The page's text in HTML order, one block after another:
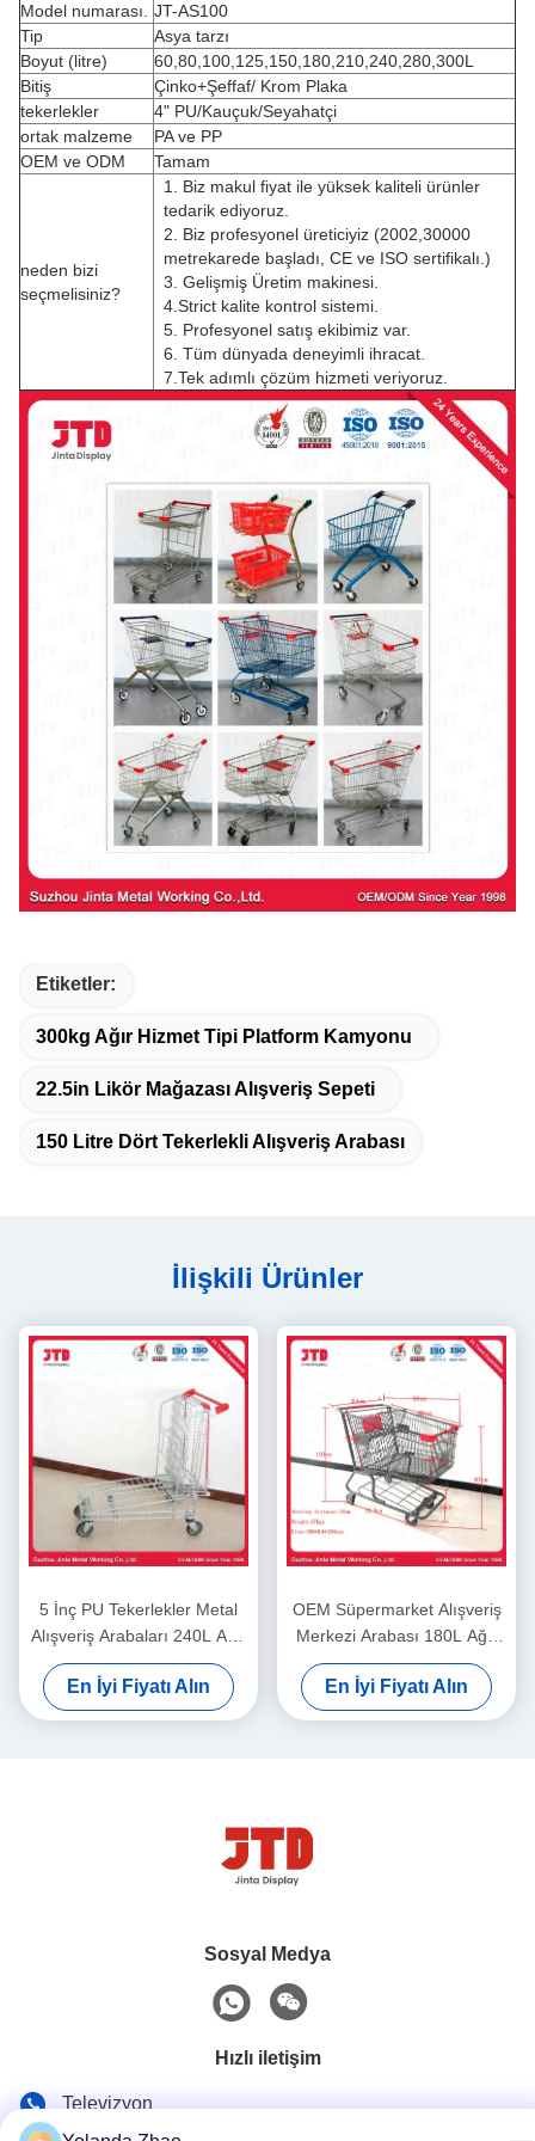
Model numarası.
JT-AS100
Tip
Asya tarzı
Boyut (litre)
60,80,100,125,150,180,210,240,280,300L
Bitiş
Çinko+Şeffaf/ Krom Plaka
tekerlekler
4" PU/Kauçuk/Seyahatçi
ortak malzeme
PA ve PP
OEM ve ODM
Tamam
neden bizi
seçmelisiniz?
1. Biz makul fiyat ile yüksek kaliteli ürünler
tedarik ediyoruz.
2. Biz profesyonel üreticiyiz (2002,30000
metrekarede başladı, CE ve ISO sertifikalı.)
3. Gelişmiş Üretim makinesi.
4.Strict kalite kontrol sistemi.
5. Profesyonel satış ekibimiz var.
6. Tüm dünyada deneyimli ihracat.
7.Tek adımlı çözüm hizmeti veriyoruz.
Etiketler:
300kg Ağır Hizmet Tipi Platform Kamyonu
22.5in Likör Mağazası Alışveriş Sepeti
150 Litre Dört Tekerlekli Alışveriş Arabası
İlişkili Ürünler
5 İnç PU Tekerlekler Metal
Alışveriş Arabaları 240L Ağır
Hizmet Kargo Arabası
En İyi Fiyatı Alın
OEM Süpermarket Alışveriş
Merkezi Arabası 180L Ağır
Hizmet Tipi Çelik Alışveriş
Sepeti
En İyi Fiyatı Alın
Sosyal Medya
Hızlı iletişim
Televizyon